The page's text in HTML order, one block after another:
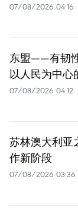
07/08/2026 04:16
东盟——有韧
以人民为中心
07/08/2026 04:12
苏林澳大利亚
作新阶段
07/08/2026 03:36